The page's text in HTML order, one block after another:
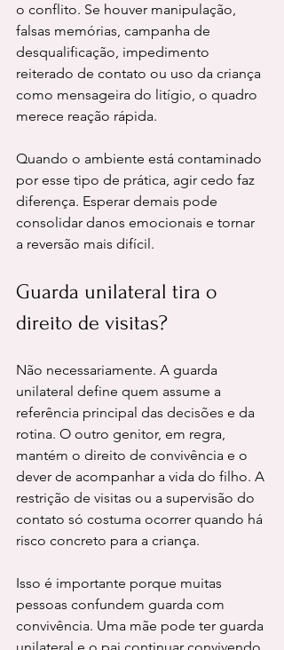
o conflito. Se houver manipulação,
falsas memórias, campanha de
desqualificação, impedimento
reiterado de contato ou uso da criança
como mensageira do litígio, o quadro
merece reação rápida.
Quando o ambiente está contaminado
por esse tipo de prática, agir cedo faz
diferença. Esperar demais pode
consolidar danos emocionais e tornar
a reversão mais difícil.
Guarda unilateral tira o
direito de visitas?
Não necessariamente. A guarda
unilateral define quem assume a
referência principal das decisões e da
rotina. O outro genitor, em regra,
mantém o direito de convivência e o
dever de acompanhar a vida do filho. A
restrição de visitas ou a supervisão do
contato só costuma ocorrer quando há
risco concreto para a criança.
Isso é importante porque muitas
pessoas confundem guarda com
convivência. Uma mãe pode ter guarda